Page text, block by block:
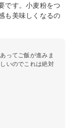
です。小麦粉をつ
も美味しくなるの
ってご飯が進みま
いのでこれは絶対